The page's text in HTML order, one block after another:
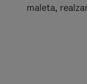
maleta,